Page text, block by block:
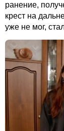
ранение,
крест на
уже не мог,